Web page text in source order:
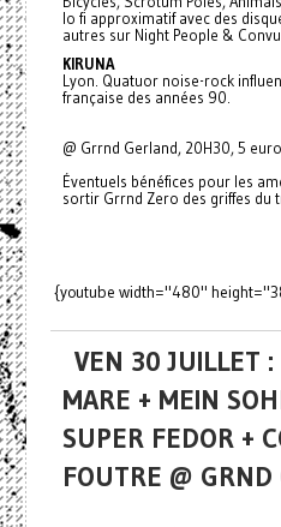
lo fi approximatif avec des
autres sur Night People &
KIRUNA
Lyon. Quatuor noise-rock
française des années 90.
@ Grrnd Gerland, 20H30, 5
Éventuels bénéfices pour les
sortir Grrnd Zero des griffes du
{youtube width="480"
VEN 30 JUILLET :
MARE + MEIN
SUPER FEDOR +
FOUTRE @ GRND